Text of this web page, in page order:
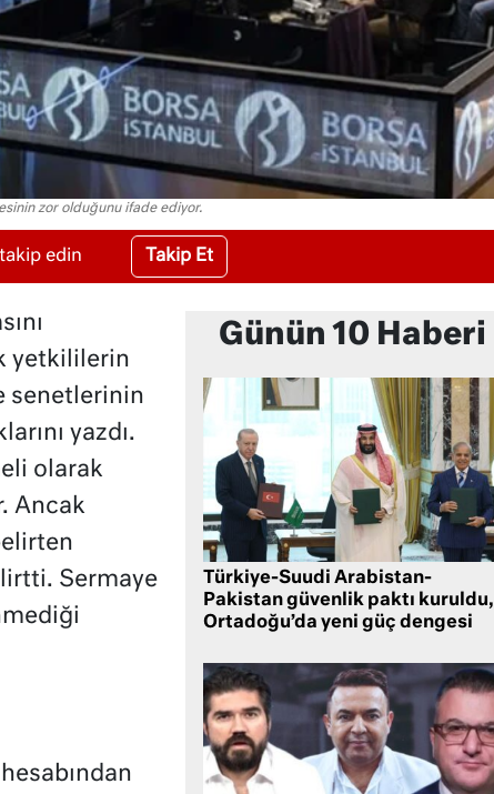
zor olduğunu ifade ediyor.
edin Takip Et
yetkililerin
senetlerinin
yazdı.
olarak
Ancak
Sermaye
Günün 10 Haberi
Türkiye-Suudi Arabistan-
Pakistan güvenlik paktı kuruldu,
Ortadoğu’da yeni güç dengesi